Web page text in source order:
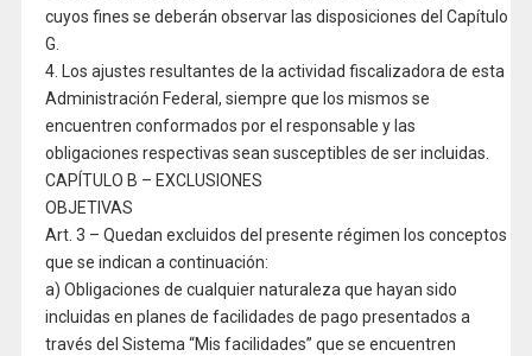
cuyos fines se deberán observar las disposiciones del Capítulo
G.
4. Los ajustes resultantes de la actividad fiscalizadora de esta
Administración Federal, siempre que los mismos se
encuentren conformados por el responsable y las
obligaciones respectivas sean susceptibles de ser incluidas.
CAPÍTULO B – EXCLUSIONES
OBJETIVAS
Art. 3 – Quedan excluidos del presente régimen los conceptos
que se indican a continuación:
a) Obligaciones de cualquier naturaleza que hayan sido
incluidas en planes de facilidades de pago presentados a
través del Sistema “Mis facilidades” que se encuentren